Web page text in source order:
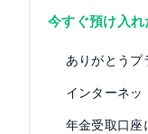
今すぐ預け入れ
ありがとうプ
インターネッ
年金受取口座